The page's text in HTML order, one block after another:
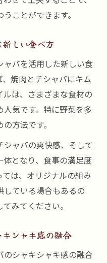
案で満足度アップ
ことができます。
しい食べ方
ャバを活用した新しい食
焼肉とチシャバにキム
は、さまざまな食材の
気です。特に野菜を多
方法です。
シャバの爽快感、そして
となり、食事の満足度
は、オリジナルの組み
ている場合もあるの
みてください。
シャキ感の融合
シャキシャキ感の融合